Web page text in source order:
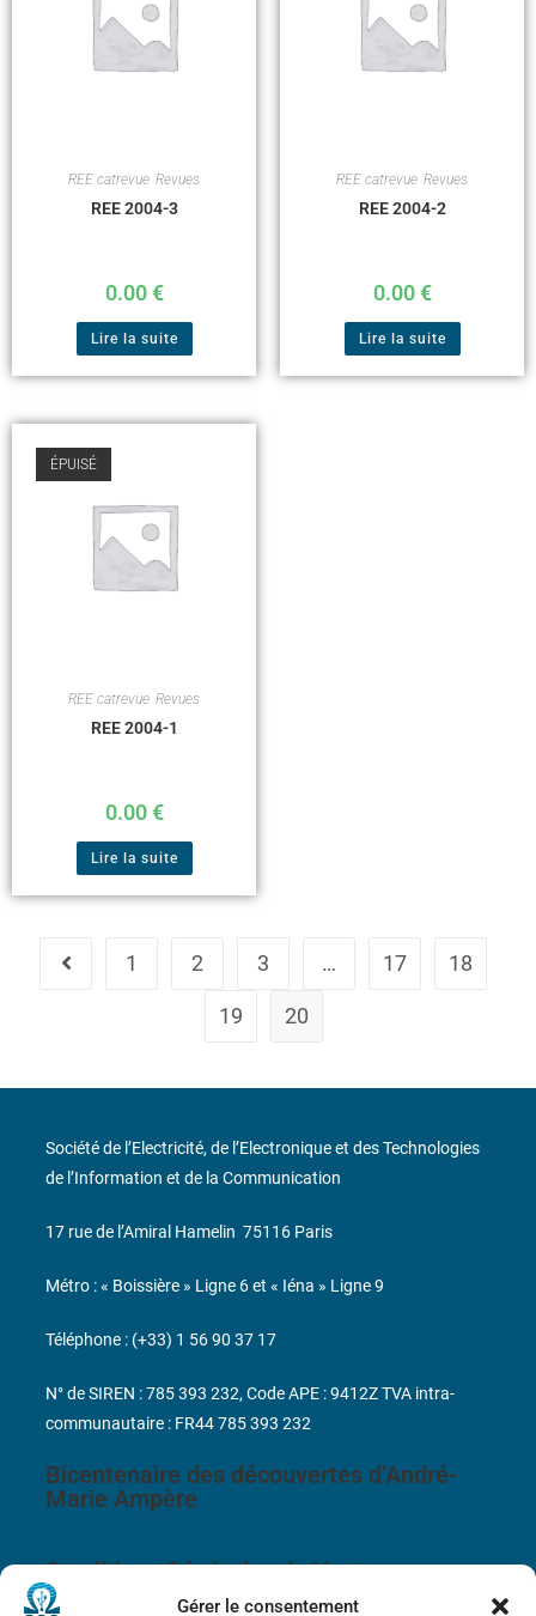
Gérer le consentement
REE catrevue Revues
REE 2004-3
0.00€
Lire la suite
REE catrevue Revues
REE 2004-2
0.00€
Lire la suite
ÉPUISÉ
REE catrevue Revues
REE 2004-1
0.00€
Lire la suite
1 2 3 … 17 18
19 20
Bicentenaire des découvertes d’André-
Marie Ampère
Conditions Générales de Vente
Société de l’Electricité, de l’Electronique et des Technologies
de l’Information et de la Communication
17 rue de l’Amiral Hamelin 75116 Paris
Métro : « Boissière » Ligne 6 et « Iéna » Ligne 9
Téléphone : (+33) 1 56 90 37 17
N° de SIREN : 785 393 232, Code APE : 9412Z TVA intra-
communautaire : FR44 785 393 232